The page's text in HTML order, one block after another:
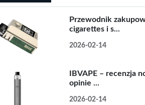
Przewodnik
cigarettes i s...
2026-02-14
IBVAPE – recenzja
opinie ...
2026-02-14